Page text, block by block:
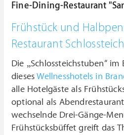
Fine-Dining-Restaurant
Frühstück und
Restaurant
Die „Schlossteichstuben“
diesesWellnesshotels in
alle Hotelgäste als
optional als
wechselnde Drei-Gänge-
Frühstücksbüffet greift das